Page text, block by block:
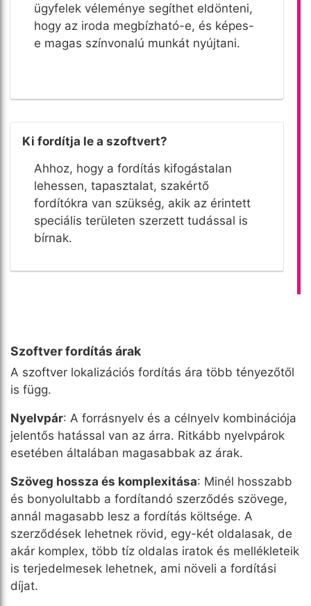
ügyfelek véleménye segíthet eldönteni,
hogy az iroda megbízható-e, és képes-
e magas színvonalú munkát nyújtani.
Ki fordítja le a szoftvert?
Ahhoz, hogy a fordítás kifogástalan
lehessen, tapasztalat, szakértő
fordítókra van szükség, akik az érintett
speciális területen szerzett tudással is
bírnak.
Szoftver fordítás árak
A szoftver lokalizációs fordítás ára több tényezőtől
is függ.
Nyelvpár: A forrásnyelv és a célnyelv kombinációja
jelentős hatással van az árra. Ritkább nyelvpárok
esetében általában magasabbak az árak.
Szöveg hossza és komplexitása: Minél hosszabb
és bonyolultabb a fordítandó szerződés szövege,
annál magasabb lesz a fordítás költsége. A
szerződések lehetnek rövid, egy-két oldalasak, de
akár komplex, több tíz oldalas iratok és mellékleteik
is terjedelmesek lehetnek, ami növeli a fordítási
díjat.